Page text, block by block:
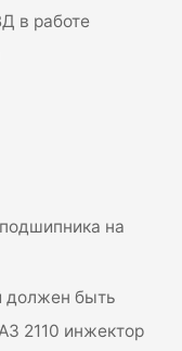
в работе
на
должен быть
2110 инжектор